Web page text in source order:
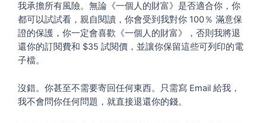
我承擔所有風險。無論《一個人的財富》是否適合你，你
都可以試試看，親自閱讀，你會受到我對你 100％ 滿意保
證的保護，你一定會喜歡《一個人的財富》，否則我將退
還你的訂閱費和 $35 試閱價，並讓你保留這些可列印的電
子檔。
沒錯。你甚至不需要寄回任何東西。只需寫 Email 給我，
我不會問你任何問題，就直接退還你的錢。